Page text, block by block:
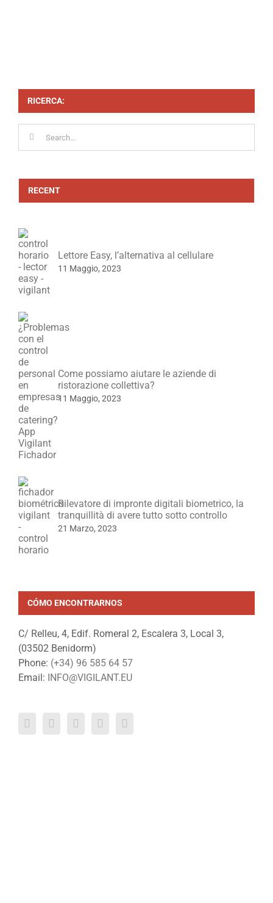
RICERCA:
RECENT
Lettore Easy, l’alternativa al cellulare
11 Maggio, 2023
Come possiamo aiutare le aziende di
ristorazione collettiva?
11 Maggio, 2023
Rilevatore di impronte digitali biometrico, la
tranquillità di avere tutto sotto controllo
21 Marzo, 2023
CÓMO ENCONTRARNOS
C/ Relleu, 4, Edif. Romeral 2, Escalera 3, Local 3,
(03502 Benidorm)
Phone: (+34) 96 585 64 57
Email: INFO@VIGILANT.EU